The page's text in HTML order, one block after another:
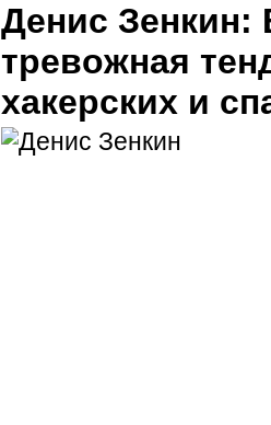
Денис Зенкин:
тревожная
хакерских и